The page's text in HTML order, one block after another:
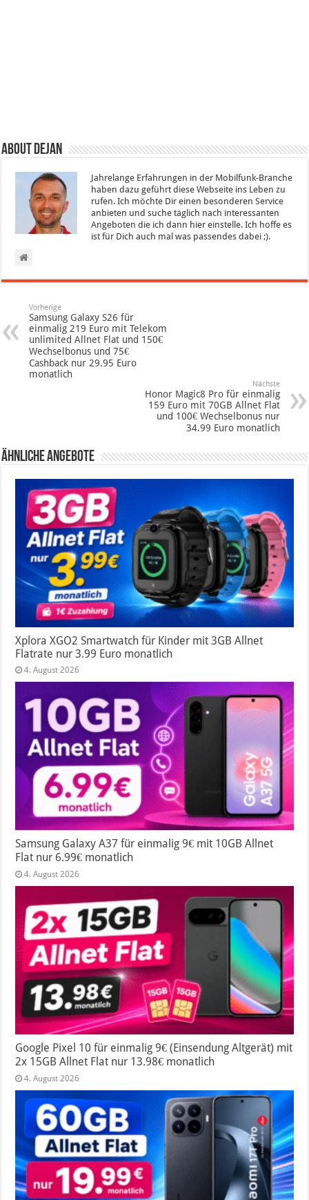
About Dejan
Jahrelange Erfahrungen in der Mobilfunk-Branche
haben dazu geführt diese Webseite ins Leben zu
rufen. Ich möchte Dir einen besonderen Service
anbieten und suche täglich nach interessanten
Angeboten die ich dann hier einstelle. Ich hoffe es
ist für Dich auch mal was passendes dabei ;).
Vorherige
Samsung Galaxy S26 für
einmalig 219 Euro mit Telekom
unlimited Allnet Flat und 150€
Wechselbonus und 75€
Cashback nur 29.95 Euro
monatlich
Nächste
Honor Magic8 Pro für einmalig
159 Euro mit 70GB Allnet Flat
und 100€ Wechselbonus nur
34.99 Euro monatlich
Ähnliche Angebote
Xplora XGO2 Smartwatch für Kinder mit 3GB Allnet
Flatrate nur 3.99 Euro monatlich
4. August 2026
Samsung Galaxy A37 für einmalig 9€ mit 10GB Allnet
Flat nur 6.99€ monatlich
4. August 2026
Google Pixel 10 für einmalig 9€ (Einsendung Altgerät) mit
2x 15GB Allnet Flat nur 13.98€ monatlich
4. August 2026